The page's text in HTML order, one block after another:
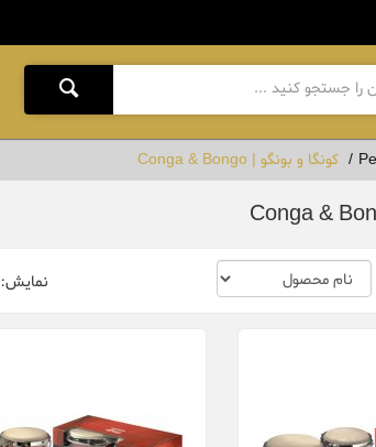
کونگا و بونگو | Conga & Bongo
نمایش: